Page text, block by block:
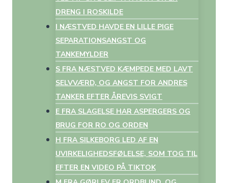
DRENG I ROSKILDE
I NÆSTVED HAVDE EN LILLE PIGE
SEPARATIONSANGST OG
TANKEMYLDER
S FRA NÆSTVED KÆMPEDE MED LAVT
SELVVÆRD, OG ANGST FOR ANDRES
TANKER EFTER ÅREVIS SVIGT
E FRA SLAGELSE HAR ASPERGERS OG
BRUG FOR RO OG ORDEN
H FRA SILKEBORG LED AF EN
UVIRKELIGHEDSFØLELSE, SOM TOG TIL
EFTER EN VIDEO PÅ TIKTOK